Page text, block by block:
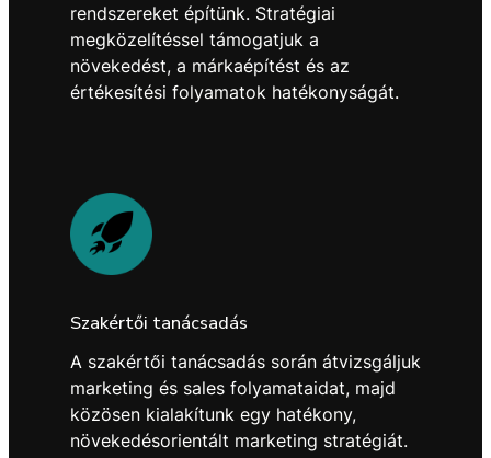
rendszereket építünk. Stratégiai
megközelítéssel támogatjuk a
növekedést, a márkaépítést és az
értékesítési folyamatok hatékonyságát.
Szakértői tanácsadás
A szakértői tanácsadás során átvizsgáljuk
marketing és sales folyamataidat, majd
közösen kialakítunk egy hatékony,
növekedésorientált marketing stratégiát.